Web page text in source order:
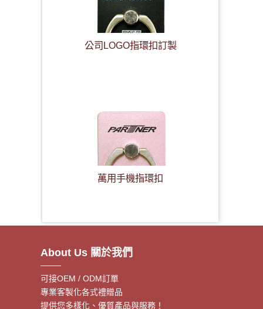
公司LOGO指環扣訂製
萬用手機指環扣
About Us 關於我們
可接OEM / ODM訂單
專業客製化各式禮贈品
提供您多樣化、優質產品與服務！